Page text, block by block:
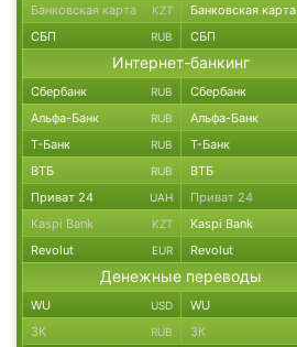
Банковская карта KZT Банковская карта
СБП RUB СБП
Интернет-банкинг
Сбербанк RUB Сбербанк
Альфа-Банк RUB Альфа-Банк
Т-Банк RUB Т-Банк
ВТБ RUB ВТБ
Приват 24 UAH Приват 24
Kaspi Bank KZT Kaspi Bank
Revolut EUR Revolut
Денежные переводы
WU USD WU
ЗК RUB ЗК